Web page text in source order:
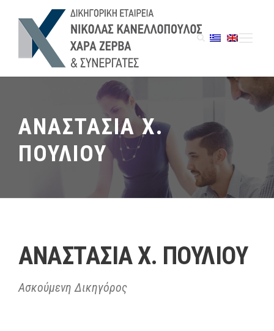
ΑΝΑΣΤΑΣΙΑ Χ.
ΠΟΥΛΙΟΥ
ΑΝΑΣΤΑΣΙΑ Χ. ΠΟΥΛΙΟΥ
Ασκούμενη Δικηγόρος